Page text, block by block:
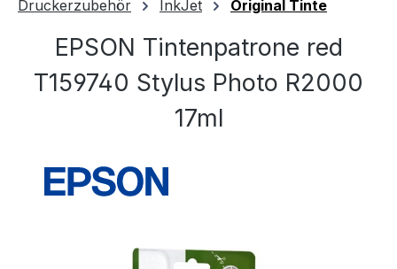
Druckerzubehör InkJet Original Tinte
EPSON Tintenpatrone red
T159740 Stylus Photo R2000
17ml
Bildergalerie überspringen